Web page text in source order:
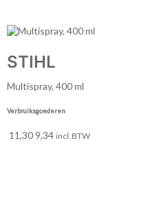
STIHL
Multispray, 400 ml
Verbruiksgoederen
11,309,34 incl. BTW